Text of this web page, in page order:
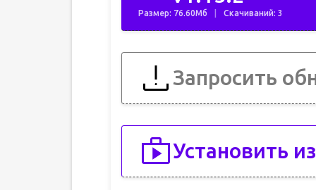
Размер: 76.60Мб Скачиваний: 3
Запросить
Установить